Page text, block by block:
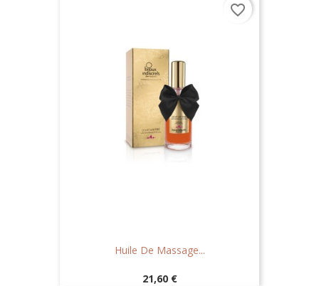
Huile De Massage...
Prix
21,60 €
favorite_border